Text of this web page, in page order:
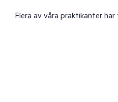
Flera av våra praktikanter